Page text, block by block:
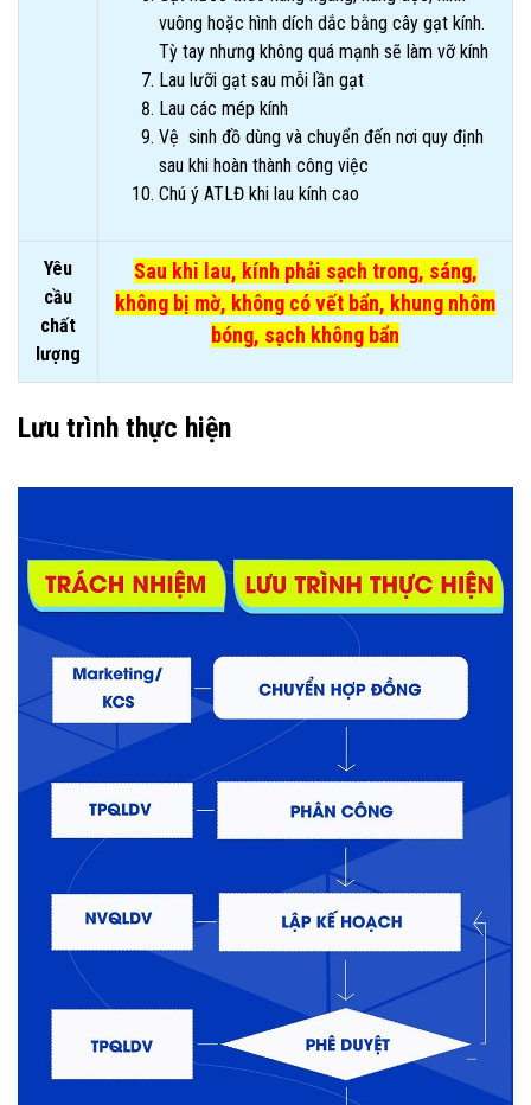
vuông hoặc hình dích dắc bằng cây gạt kính.
Tỳ tay nhưng không quá mạnh sẽ làm vỡ kính
Lau lưỡi gạt sau mỗi lần gạt
Lau các mép kính
Vệ sinh đồ dùng và chuyển đến nơi quy định
sau khi hoàn thành công việc
Chú ý ATLĐ khi lau kính cao
Yêu
cầu
chất
lượng
Sau khi lau, kính phải sạch trong, sáng,
không bị mờ, không có vết bẩn, khung nhôm
bóng, sạch không bẩn
Lưu trình thực hiện